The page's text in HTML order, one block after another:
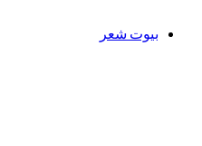
بيوت شعر